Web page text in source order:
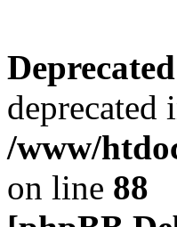
Deprecated
deprecated
/www/
on line 88